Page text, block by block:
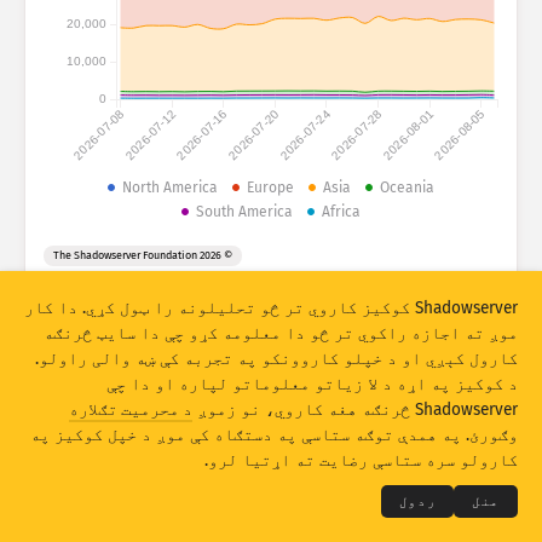
د ډېټا مجموعه
له یوه بل سره تداخل لرونکی
په اتومات ډول د اپډیټ پایلې
اپډیټ رېسیټ (له سره تنظیمول)
PNG په ډول ډاونلوډ
2026-07-082026-07-122026-07-162026-07-202026-07-242026-07-282026-08-012026-08-05
0
10,000
20,000
North America Europe Asia
Oceania
South America
Africa
© 2026 The Shadowserver Foundation
THE SHADOWSERVER FOUNDATION
خصوصي حریم او شرایط
موږ سره اړیکه اعتبارونه
Shadowserver کوکیز کاروي تر څو تحلیلونه را ټول کړي. دا کار
موږ ته اجازه راکوي تر څو دا معلومه کړو چې دا سایټ څرنګه
کارول کېږي او د خپلو کاروونکو په تجربه کې ښه والی راولو.
د کوکیز په اړه د لا زیاتو معلوماتو لپاره او دا چې
Shadowserver څرنګه هغه کاروي، نو زموږ
د محرمیت تګلاره
وګورئ. په همدې توګه ستاسې په دستګاه کې موږ د خپل کوکیز په
کارولو سره ستاسې رضایت ته اړتیا لرو.
منل ردول